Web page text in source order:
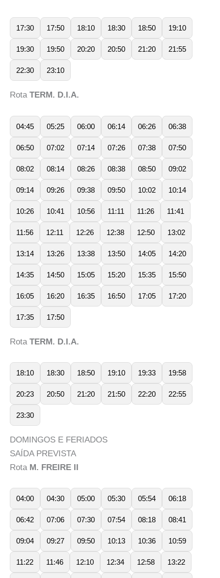
17:30 17:50 18:10 18:30 18:50 19:10
19:30 19:50 20:20 20:50 21:20 21:55
22:30 23:10
Rota TERM. D.I.A.
04:45 05:25 06:00 06:14 06:26 06:38
06:50 07:02 07:14 07:26 07:38 07:50
08:02 08:14 08:26 08:38 08:50 09:02
09:14 09:26 09:38 09:50 10:02 10:14
10:26 10:41 10:56 11:11 11:26 11:41
11:56 12:11 12:26 12:38 12:50 13:02
13:14 13:26 13:38 13:50 14:05 14:20
14:35 14:50 15:05 15:20 15:35 15:50
16:05 16:20 16:35 16:50 17:05 17:20
17:35 17:50
Rota TERM. D.I.A.
18:10 18:30 18:50 19:10 19:33 19:58
20:23 20:50 21:20 21:50 22:20 22:55
23:30
DOMINGOS E FERIADOS
SAÍDA PREVISTA
Rota M. FREIRE II
04:00 04:30 05:00 05:30 05:54 06:18
06:42 07:06 07:30 07:54 08:18 08:41
09:04 09:27 09:50 10:13 10:36 10:59
11:22 11:46 12:10 12:34 12:58 13:22